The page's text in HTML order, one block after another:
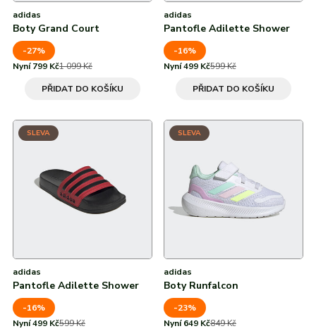
adidas
Boty Grand Court
-27%
Nyní 799 Kč1 099 Kč
PŘIDAT DO KOŠÍKU
adidas
Pantofle Adilette Shower
-16%
Nyní 499 Kč599 Kč
PŘIDAT DO KOŠÍKU
SLEVA
adidas
Pantofle Adilette Shower
-16%
Nyní 499 Kč599 Kč
SLEVA
adidas
Boty Runfalcon
-23%
Nyní 649 Kč849 Kč